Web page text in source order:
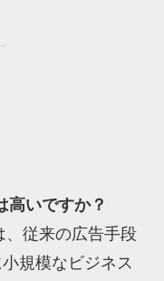
高いですか？
、従来の広告手段
規模なビジネス